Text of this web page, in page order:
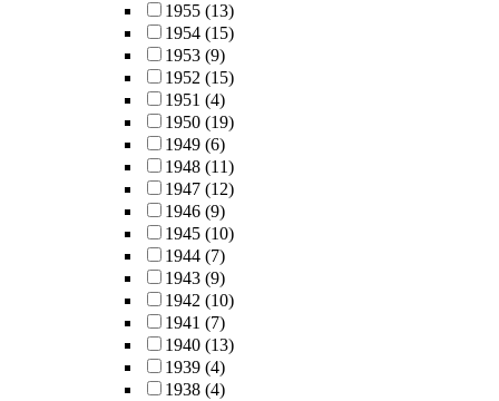
1955 (13)
1954 (15)
1953 (9)
1952 (15)
1951 (4)
1950 (19)
1949 (6)
1948 (11)
1947 (12)
1946 (9)
1945 (10)
1944 (7)
1943 (9)
1942 (10)
1941 (7)
1940 (13)
1939 (4)
1938 (4)